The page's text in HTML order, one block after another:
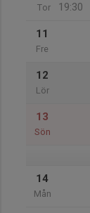
Tor
19:30
11
Fre
12
Lör
13
Sön
14
Mån